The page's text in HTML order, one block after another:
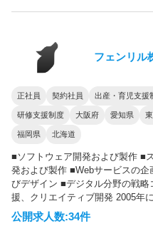
フェンリル
正社員 契約社員 出産・育児支援
研修支援制度 大阪府 愛知県
福岡県 北海道
■ソフトウェア開発および製作 ■
発および製作 ■Webサービスの
びデザイン ■デジタル分野の戦
援、クリエイティブ開発 2005年
公開求人数:34件